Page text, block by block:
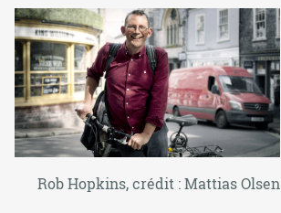
Rob Hopkins, crédit : Mattias Olsen